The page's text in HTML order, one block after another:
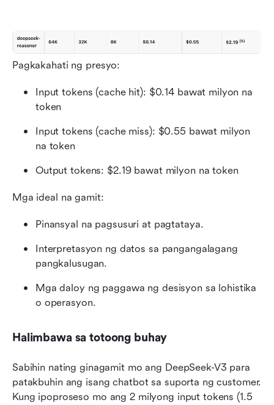
Pagkakahati ng presyo:
Input tokens (cache hit): $0.14 bawat milyon na
token
Input tokens (cache miss): $0.55 bawat milyon
na token
Output tokens: $2.19 bawat milyon na token
Mga ideal na gamit:
Pinansyal na pagsusuri at pagtataya.
Interpretasyon ng datos sa pangangalagang
pangkalusugan.
Mga daloy ng paggawa ng desisyon sa lohistika
o operasyon.
Halimbawa sa totoong buhay
Sabihin nating ginagamit mo ang DeepSeek-V3 para
patakbuhin ang isang chatbot sa suporta ng customer.
Kung ipoproseso mo ang 2 milyong input tokens (1.5